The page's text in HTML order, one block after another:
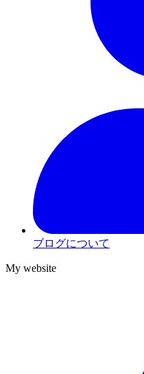
ブログについて
My website